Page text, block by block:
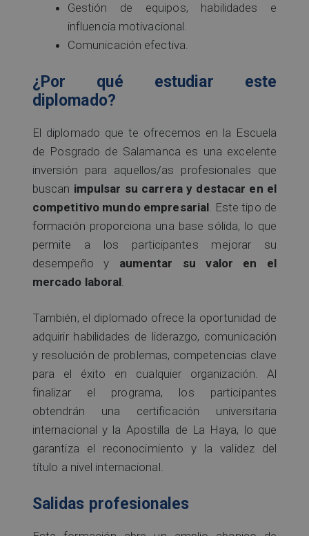
Gestión de equipos, habilidades e
influencia motivacional.
Comunicación efectiva.
¿Por qué estudiar este
diplomado?
El diplomado que te ofrecemos en la Escuela
de Posgrado de Salamanca es una excelente
inversión para aquellos/as profesionales que
buscan impulsar su carrera y destacar en el
competitivo mundo empresarial . Este tipo de
formación proporciona una base sólida, lo que
permite a los participantes mejorar su
desempeño y aumentar su valor en el
mercado laboral
También, el diplomado ofrece la oportunidad de
adquirir habilidades de liderazgo, comunicación
y resolución de problemas, competencias clave
para el éxito en cualquier organización. Al
finalizar el programa, los participantes
obtendrán una certificación universitaria
internacional y la Apostilla de La Haya, lo que
garantiza el reconocimiento y la validez del
título a nivel internacional.
Salidas profesionales